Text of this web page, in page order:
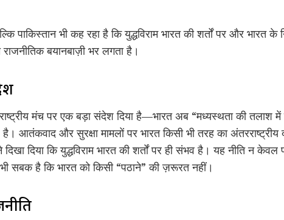
पाकिस्तान भी कह रहा है कि युद्धविराम भारत की शर्तों पर और भारत
राजनीतिक बयानबाज़ी भर लगता है।
मंच पर एक बड़ा संदेश दिया है—भारत अब “मध्यस्थता की तलाश में
है। आतंकवाद और सुरक्षा मामलों पर भारत किसी भी तरह का अंतरराष्ट्रीय
दिया कि युद्धविराम भारत की शर्तों पर ही संभव है। यह नीति न
सबक है कि भारत को किसी “पठाने” की ज़रूरत नहीं।